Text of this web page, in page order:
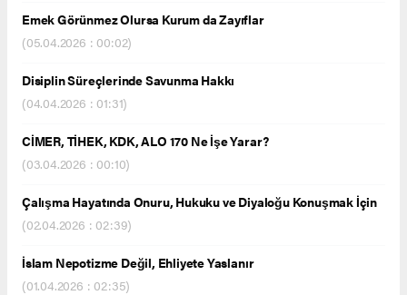
Emek Görünmez Olursa Kurum da Zayıflar
(05.04.2026 : 00:02)
Disiplin Süreçlerinde Savunma Hakkı
(04.04.2026 : 01:31)
CİMER, TİHEK, KDK, ALO 170 Ne İşe Yarar?
(03.04.2026 : 00:10)
Çalışma Hayatında Onuru, Hukuku ve Diyaloğu Konuşmak İçin
(02.04.2026 : 02:39)
İslam Nepotizme Değil, Ehliyete Yaslanır
(01.04.2026 : 02:35)